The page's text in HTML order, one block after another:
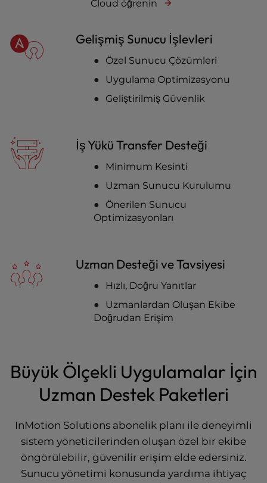
Cloud öğrenin
Gelişmiş Sunucu İşlevleri
Özel Sunucu Çözümleri
Uygulama Optimizasyonu
Geliştirilmiş Güvenlik
İş Yükü Transfer Desteği
Minimum Kesinti
Uzman Sunucu Kurulumu
Önerilen Sunucu
Optimizasyonları
Uzman Desteği ve Tavsiyesi
Hızlı, Doğru Yanıtlar
Uzmanlardan Oluşan Ekibe
Doğrudan Erişim
Büyük Ölçekli Uygulamalar İçin
Uzman Destek Paketleri
InMotion Solutions abonelik planı ile deneyimli
sistem yöneticilerinden oluşan özel bir ekibe
öngörülebilir, güvenilir erişim elde edersiniz.
Sunucu yönetimi konusunda yardıma ihtiyaç